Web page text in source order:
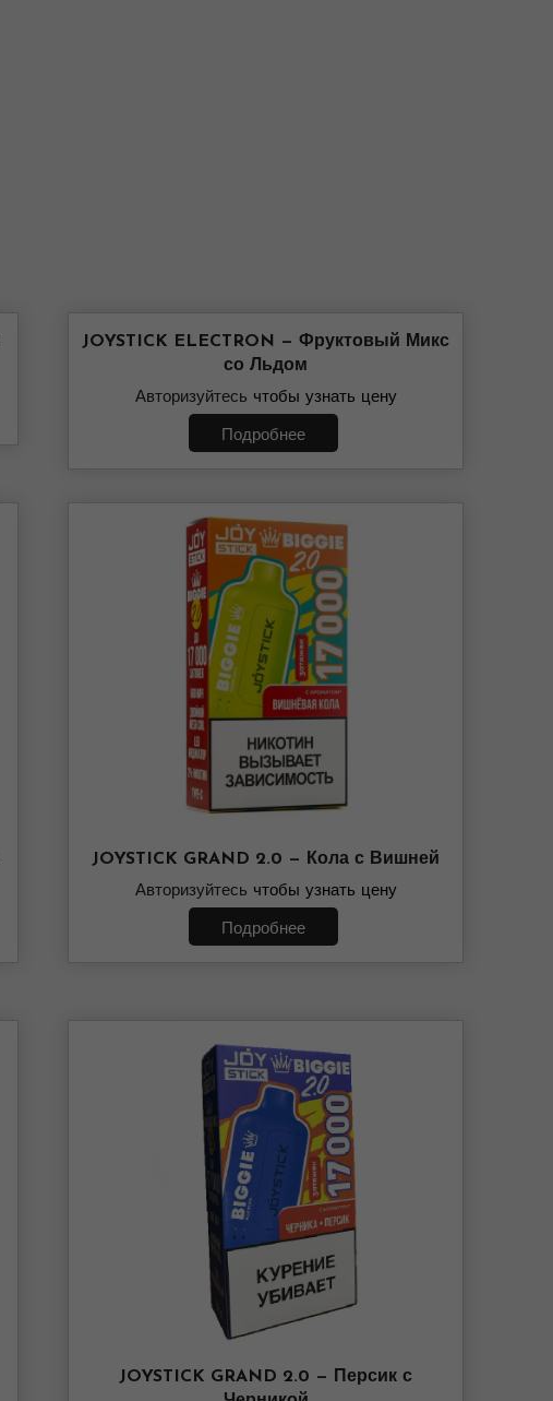
JOYSTICK ELECTRON — Фруктовый Микс
со Льдом
Авторизуйтесь чтобы узнать цену
Подробнее
JOYSTICK GRAND 2.0 — Кола с Вишней
Авторизуйтесь чтобы узнать цену
Подробнее
JOYSTICK GRAND 2.0 — Персик с